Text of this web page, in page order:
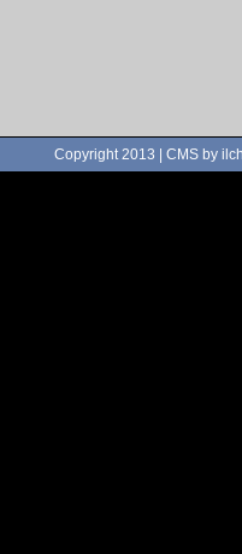
Copyright 2013 | CMS by